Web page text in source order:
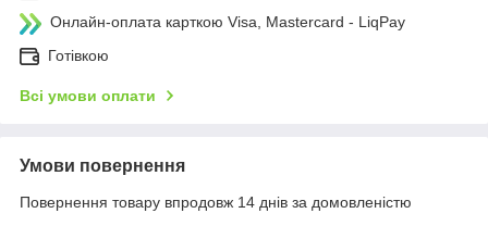
Онлайн-оплата карткою Visa, Mastercard - LiqPay
Готівкою
Всі умови оплати
Умови повернення
Повернення товару впродовж 14 днів за домовленістю